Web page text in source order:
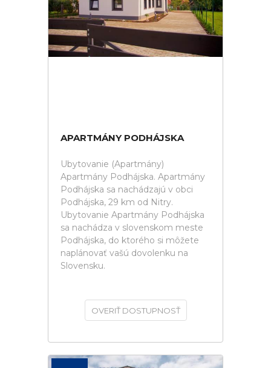
APARTMÁNY PODHÁJSKA
Ubytovanie (Apartmány)
Apartmány Podhájska. Apartmány
Podhájska sa nachádzajú v obci
Podhájska, 29 km od Nitry.
Ubytovanie Apartmány Podhájska
sa nachádza v slovenskom meste
Podhájska, do ktorého si môžete
naplánovať vašú dovolenku na
Slovensku.
OVERIŤ DOSTUPNOSŤ